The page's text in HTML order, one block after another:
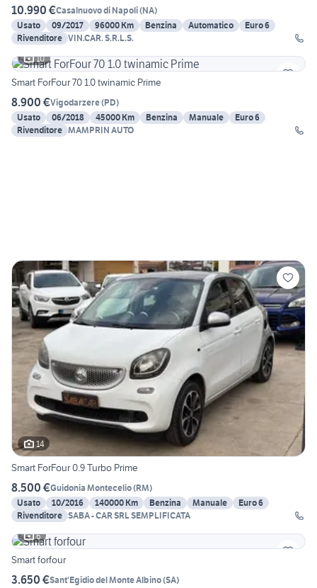
10.990 €Casalnuovo di Napoli(NA)
Usato
09/2017 96000 Km Benzina Automatico
Euro 6
Rivenditore VIN.CAR. S.R.L.S.
10
Smart ForFour 70 1.0 twinamic Prime
8.900 €Vigodarzere(PD)
Usato
06/2018 45000 Km Benzina Manuale
Euro 6
Rivenditore MAMPRIN AUTO
14
Smart ForFour 0.9 Turbo Prime
8.500 €Guidonia Montecelio(RM)
Usato
10/2016 140000 Km Benzina Manuale
Euro 6
Rivenditore SABA - CAR SRL SEMPLIFICATA
6
Smart forfour
3.650 €Sant'Egidio del Monte Albino(SA)